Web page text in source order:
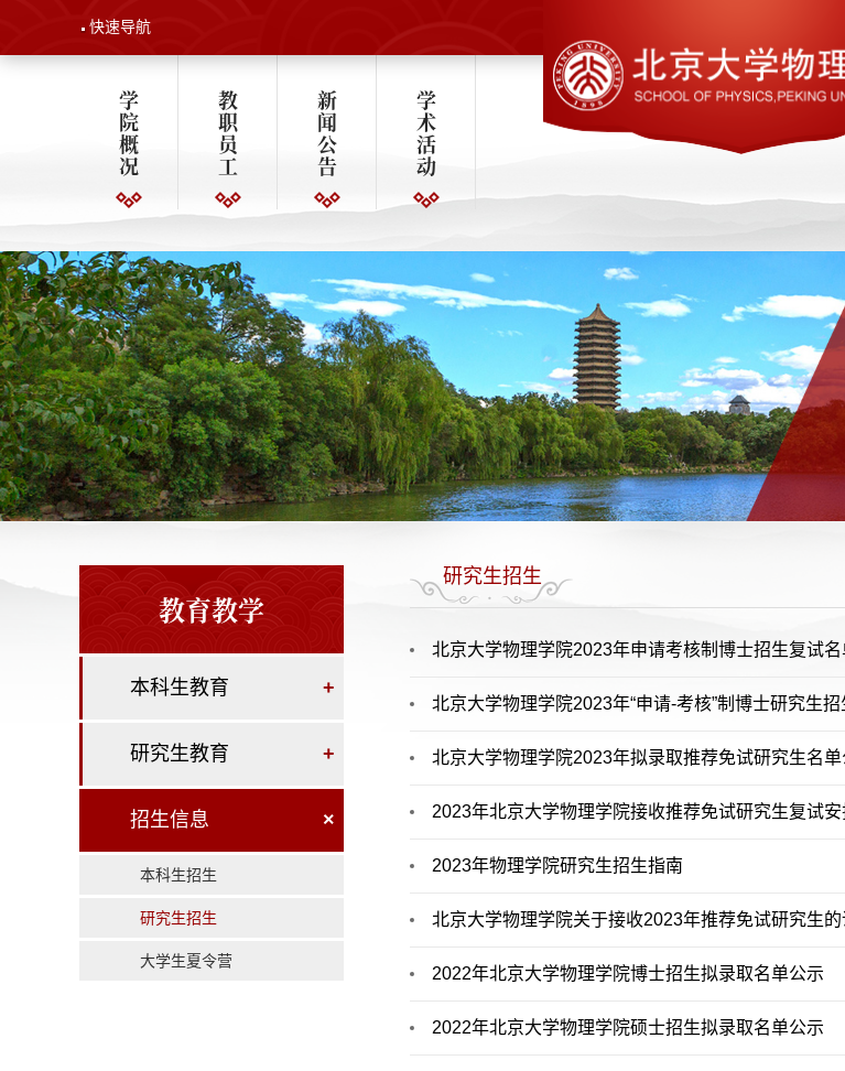
快速导航
学
院
概
况
教
职
员
工
新
闻
公
告
学
术
活
动
教育教学
本科生教育 +
研究生教育 +
招生信息 ×
本科生招生
研究生招生
大学生夏令营
研究生招生
北京大学物理学院2023年申请考核制博士招生复试名
北京大学物理学院2023年“申请-考核”制博士研究生招
北京大学物理学院2023年拟录取推荐免试研究生名单
2023年北京大学物理学院接收推荐免试研究生复试安
2023年物理学院研究生招生指南
北京大学物理学院关于接收2023年推荐免试研究生的
2022年北京大学物理学院博士招生拟录取名单公示
2022年北京大学物理学院硕士招生拟录取名单公示